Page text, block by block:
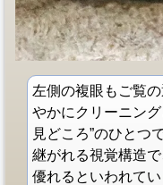
左側の複眼もご覧
やかにクリーニン
見どころ”のひとつ
継がれる視覚構造
優れるといわれて